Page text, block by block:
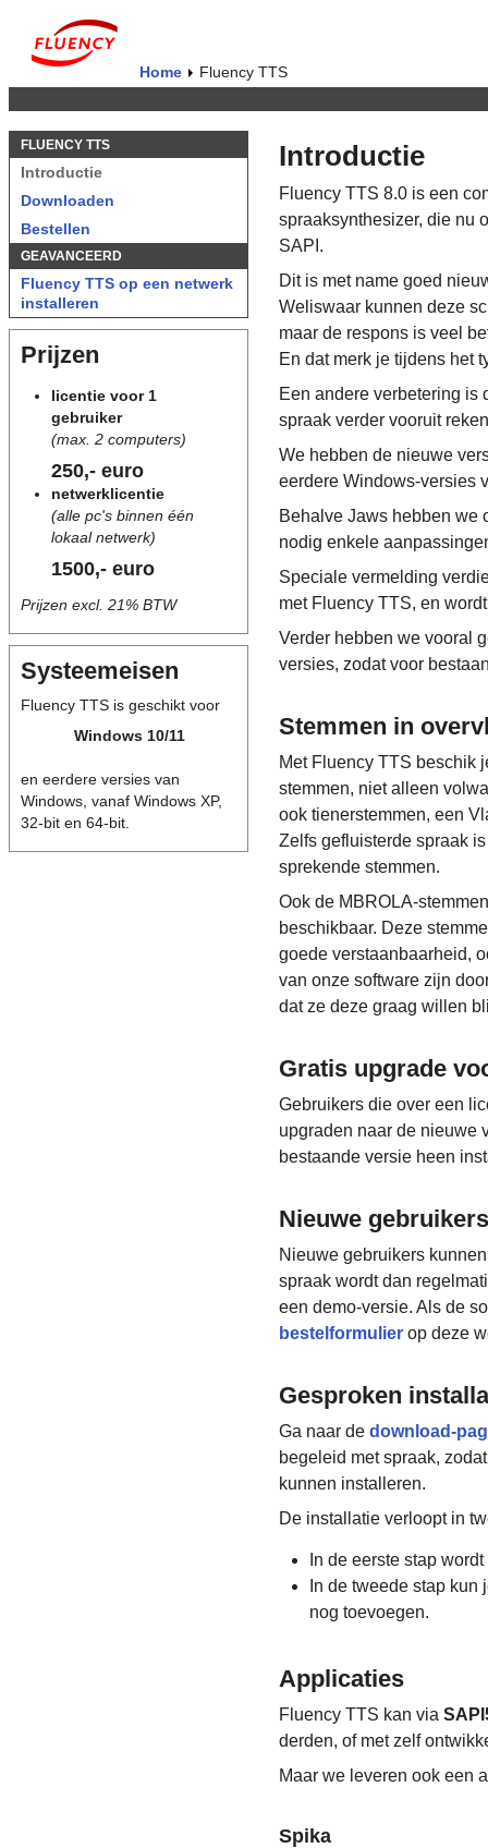
Home Fluency TTS
FLUENCY TTS
Introductie
Downloaden
Bestellen
GEAVANCEERD
Fluency TTS op een netwerk
installeren
Prijzen
licentie voor 1
gebruiker
(max. 2 computers)
250,- euro
netwerklicentie
(alle pc's binnen één
lokaal netwerk)
1500,- euro
Prijzen excl. 21% BTW
Systeemeisen
Fluency TTS is geschikt voor
Windows 10/11
en eerdere versies van
Windows, vanaf Windows XP,
32-bit en 64-bit.
Introductie
Fluency TTS 8.0 is een
spraaksynthesizer, die nu
SAPI.
Dit is met name goed
Weliswaar kunnen deze
maar de respons is veel
En dat merk je tijdens het
Een andere verbetering is
spraak verder vooruit
We hebben de nieuwe
eerdere Windows-versies
Behalve Jaws hebben we
nodig enkele
Speciale vermelding
met Fluency TTS, en
Verder hebben we vooral
versies, zodat voor
Stemmen in
Met Fluency TTS beschik
stemmen, niet alleen
ook tienerstemmen, een
Zelfs gefluisterde spraak
sprekende stemmen.
Ook de MBROLA-
beschikbaar. Deze
goede verstaanbaarheid,
van onze software zijn
dat ze deze graag willen
Gratis upgrade
Gebruikers die over een
upgraden naar de nieuwe
bestaande versie heen
Nieuwe gebruikers
Nieuwe gebruikers
spraak wordt dan
een demo-versie. Als de
bestelformulier op deze
Gesproken
Ga naar de download-
begeleid met spraak,
kunnen installeren.
De installatie verloopt in
In de eerste stap
In de tweede stap
nog toevoegen.
Applicaties
Fluency TTS kan via
derden, of met zelf
Maar we leveren ook een
Spika